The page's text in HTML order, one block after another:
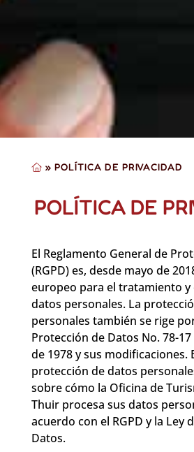
» POLÍTICA DE PRIVACIDAD
POLÍTICA DE
El Reglamento General de
(RGPD) es, desde mayo de
europeo para el tratamiento y
datos personales. La
personales también se rige
Protección de Datos No. 78-
de 1978 y sus modificaciones.
protección de datos
sobre cómo la Oficina de
Thuir procesa sus datos
acuerdo con el RGPD y la Ley
Datos.